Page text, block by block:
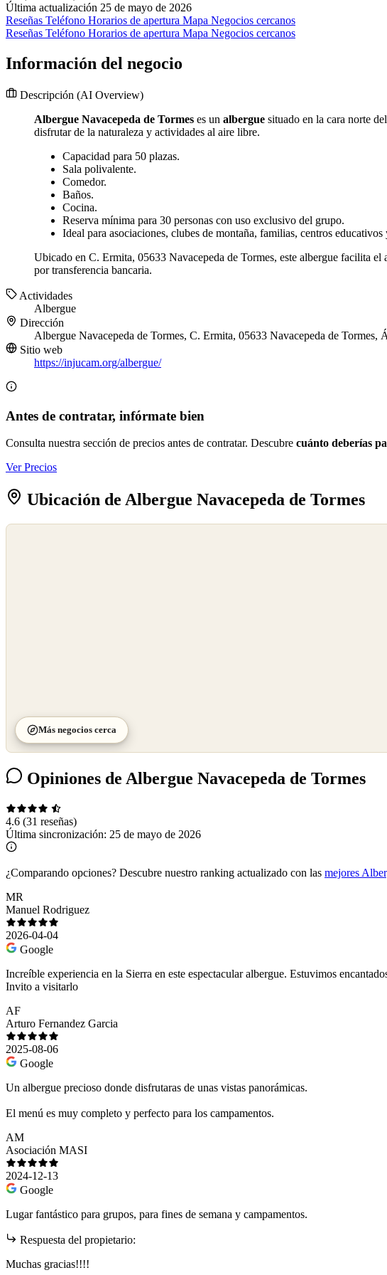
Última actualización 25 de mayo de 2026
Reseñas Teléfono Horarios de apertura Mapa Negocios cercanos
Reseñas Teléfono Horarios de apertura Mapa Negocios cercanos
Información del negocio
Descripción (AI Overview)
Albergue Navacepeda de Tormes es un albergue situado en la cara norte
disfrutar de la naturaleza y actividades al aire libre.
Capacidad para 50 plazas.
Sala polivalente.
Comedor.
Baños.
Cocina.
Reserva mínima para 30 personas con uso exclusivo del grupo.
Ideal para asociaciones, clubes de montaña, familias, centros educativos
Ubicado en C. Ermita, 05633 Navacepeda de Tormes, este albergue facilita
por transferencia bancaria.
Actividades
Albergue
Dirección
Albergue Navacepeda de Tormes, C. Ermita, 05633 Navacepeda de Tormes,
Sitio web
https://injucam.org/albergue/
Antes de contratar, infórmate bien
Consulta nuestra sección de precios antes de contratar. Descubre cuánto deberías
Ver Precios
Ubicación de Albergue Navacepeda de Tormes
Más negocios cerca
Opiniones de Albergue Navacepeda de Tormes
4.6 (31 reseñas)
Última sincronización: 25 de mayo de 2026
¿Comparando opciones? Descubre nuestro ranking actualizado con las mejores
MR
Manuel Rodriguez
2026-04-04
Google
Increíble experiencia en la Sierra en este espectacular albergue. Estuvimos
Invito a visitarlo
AF
Arturo Fernandez Garcia
2025-08-06
Google
Un albergue precioso donde disfrutaras de unas vistas panorámicas.
El menú es muy completo y perfecto para los campamentos.
AM
Asociación MASI
2024-12-13
Google
Lugar fantástico para grupos, para fines de semana y campamentos.
Respuesta del propietario:
Muchas gracias!!!!